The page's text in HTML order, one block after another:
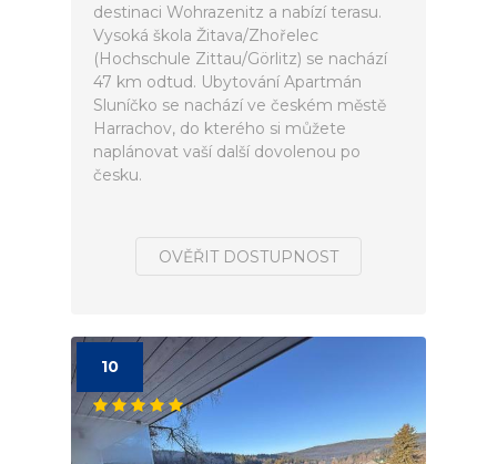
destinaci Wohrazenitz a nabízí terasu.
Vysoká škola Žitava/Zhořelec
(Hochschule Zittau/Görlitz) se nachází
47 km odtud. Ubytování Apartmán
Sluníčko se nachází ve českém městě
Harrachov, do kterého si můžete
naplánovat vaší další dovolenou po
česku.
OVĚŘIT DOSTUPNOST
10